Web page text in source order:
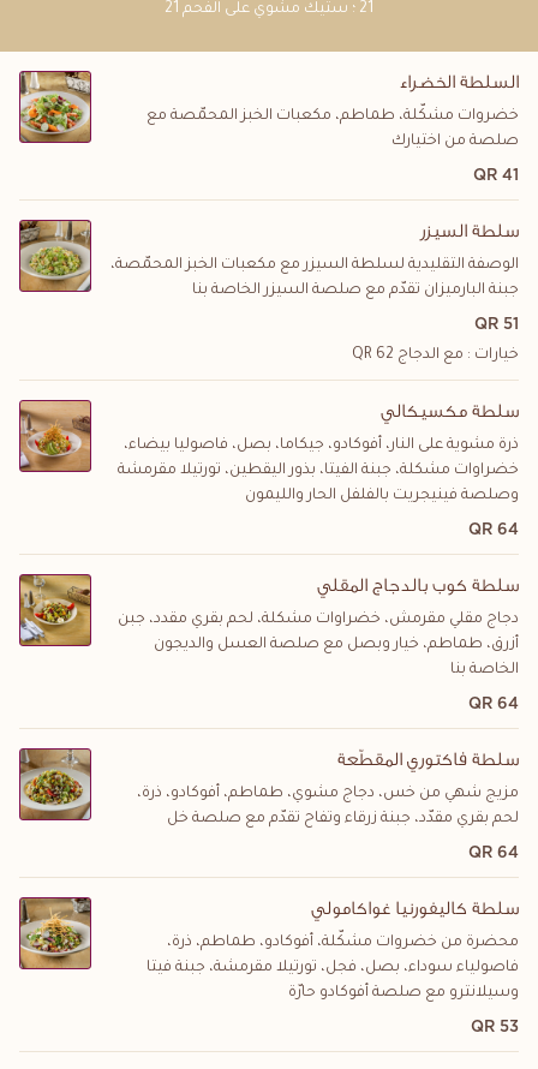
21 ؛ ستيك مشوي على الفحم 21
السلطة الخضراء
خضروات مشكّلة، طماطم، مكعبات الخبز المحمّصة مع
صلصة من اختيارك
41 QR
سلطة السيزر
الوصفة التقليدية لسلطة السيزر مع مكعبات الخبز المحمّصة،
جبنة البارميزان تقدّم مع صلصة السيزر الخاصة بنا
51 QR
خيارات : مع الدجاج 62
سلطة مكسيكالي
ذرة مشوية على النار، أفوكادو، جيكاما، بصل، فاصوليا بيضاء،
خضراوات مشكلة، جبنة الفيتا، بذور اليقطين، تورتيلا مقرمشة
وصلصة فينيجريت بالفلفل الحار والليمون
64 QR
سلطة كوب بالدجاج المقلي
دجاج مقلي مقرمش، خضراوات مشكلة، لحم بقري مقدد، جبن
أزرق، طماطم، خيار وبصل مع صلصة العسل والديجون
الخاصة بنا
64 QR
سلطة فاكتوري المقطّعة
مزيج شهي من خس، دجاج مشوي، طماطم، أفوكادو، ذرة،
لحم بقري مقدّد، جبنة زرقاء وتفاح تقدّم مع صلصة خل
64 QR
سلطة كاليفورنيا غواكامولي
محضرة من خضروات مشكّلة، أفوكادو، طماطم، ذرة،
فاصولياء سوداء، بصل، فجل، تورتيلا مقرمشة، جبنة فيتا
وسيلانترو مع صلصة أفوكادو حارّة
53 QR